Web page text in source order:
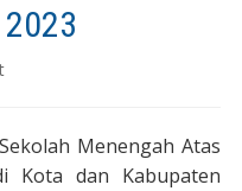
Menengah Atas
Kota dan Kabupaten